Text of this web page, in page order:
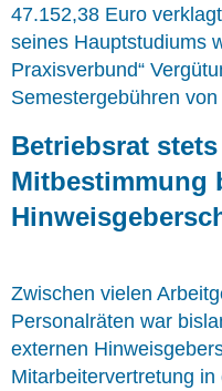
47.152,38 Euro
seines Hauptstudiums
Praxisverbund“
Semestergebühren
Betriebsrat
Mitbestimmung
Zwischen vielen
Personalräten war
externen
Mitarbeitervertretung